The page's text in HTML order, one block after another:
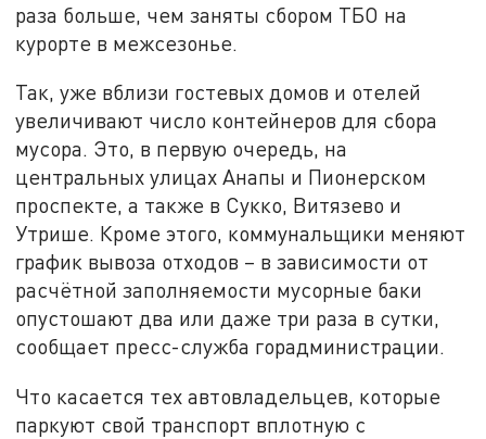
раза больше, чем заняты сбором ТБО на
курорте в межсезонье.
Так, уже вблизи гостевых домов и отелей
увеличивают число контейнеров для сбора
мусора. Это, в первую очередь, на
центральных улицах Анапы и Пионерском
проспекте, а также в Сукко, Витязево и
Утрише. Кроме этого, коммунальщики меняют
график вывоза отходов – в зависимости от
расчётной заполняемости мусорные баки
опустошают два или даже три раза в сутки,
сообщает пресс-служба горадминистрации.
Что касается тех автовладельцев, которые
паркуют свой транспорт вплотную с